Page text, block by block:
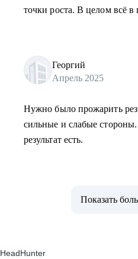
точки роста. В целом всё в
Георгий
Апрель 2025
Нужно было прожарить
сильные и слабые
результат есть.
Показать
HeadHunter